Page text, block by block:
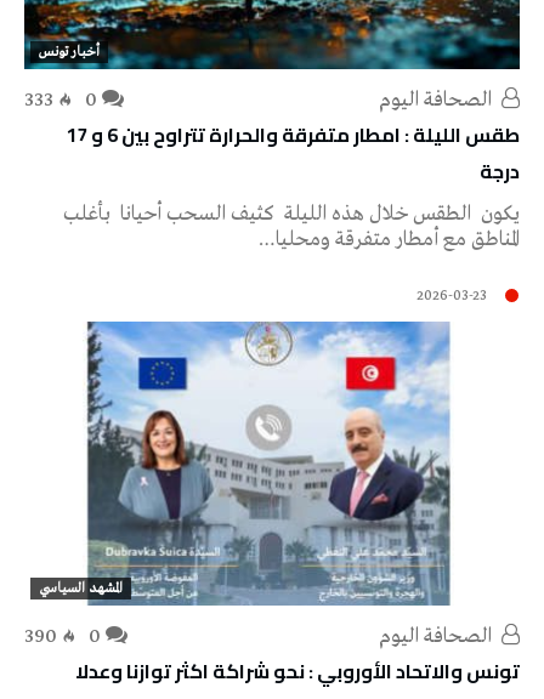
أخبار تونس
333
طقس الليلة : امطار متفرقة والحرارة تتراوح بين 6 و 17
درجة
يكون الطقس خلال هذه الليلة كثيف السحب أحيانا بأغلب
المناطق مع أمطار متفرقة ومحليا…
2026-03-23
المشهد السياسي
390
تونس والاتحاد الأوروبي : نحو شراكة اكثر توازنا وعدلا